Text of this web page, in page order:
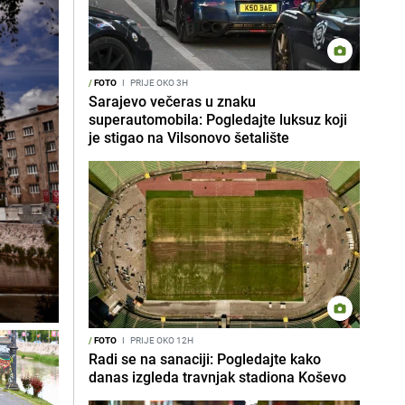
/FOTO I PRIJE OKO 3H
Sarajevo večeras u znaku
superautomobila: Pogledajte luksuz koji
je stigao na Vilsonovo šetalište
/FOTO I PRIJE OKO 12H
Radi se na sanaciji: Pogledajte kako
danas izgleda travnjak stadiona Koševo